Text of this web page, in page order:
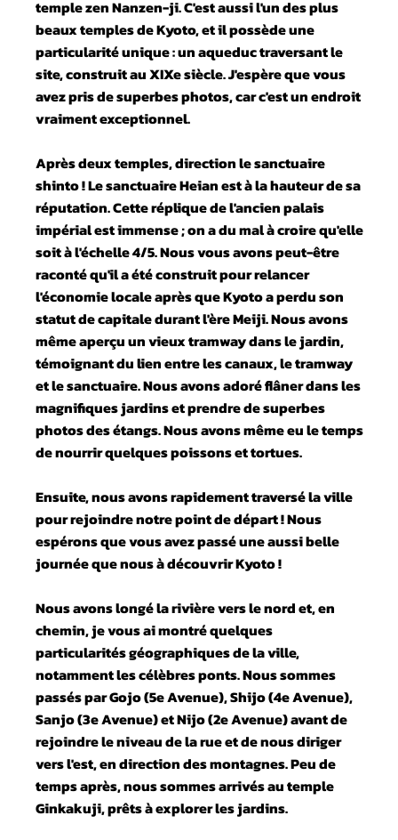
temple zen Nanzen-ji. C'est aussi l'un des plus
beaux temples de Kyoto, et il possède une
particularité unique : un aqueduc traversant le
site, construit au XIXe siècle. J'espère que vous
avez pris de superbes photos, car c'est un endroit
vraiment exceptionnel.
Après deux temples, direction le sanctuaire
shinto ! Le sanctuaire Heian est à la hauteur de sa
réputation. Cette réplique de l'ancien palais
impérial est immense ; on a du mal à croire qu'elle
soit à l'échelle 4/5. Nous vous avons peut-être
raconté qu'il a été construit pour relancer
l'économie locale après que Kyoto a perdu son
statut de capitale durant l'ère Meiji. Nous avons
même aperçu un vieux tramway dans le jardin,
témoignant du lien entre les canaux, le tramway
et le sanctuaire. Nous avons adoré flâner dans les
magnifiques jardins et prendre de superbes
photos des étangs. Nous avons même eu le temps
de nourrir quelques poissons et tortues.
Ensuite, nous avons rapidement traversé la ville
pour rejoindre notre point de départ ! Nous
espérons que vous avez passé une aussi belle
journée que nous à découvrir Kyoto !
Nous avons longé la rivière vers le nord et, en
chemin, je vous ai montré quelques
particularités géographiques de la ville,
notamment les célèbres ponts. Nous sommes
passés par Gojo (5e Avenue), Shijo (4e Avenue),
Sanjo (3e Avenue) et Nijo (2e Avenue) avant de
rejoindre le niveau de la rue et de nous diriger
vers l'est, en direction des montagnes. Peu de
temps après, nous sommes arrivés au temple
Ginkakuji, prêts à explorer les jardins.